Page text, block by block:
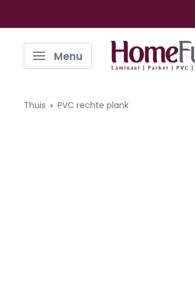
naar
Menu
Homefurn
Thuis PVC rechte plank